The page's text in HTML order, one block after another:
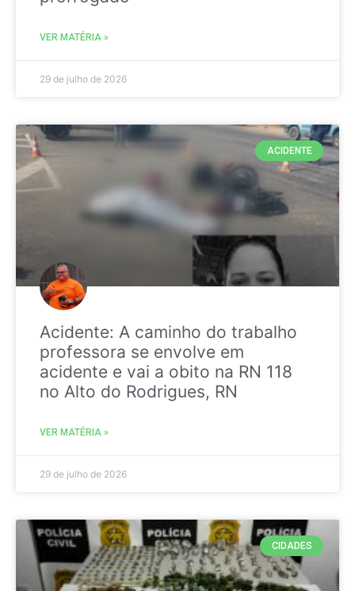
VER MATÉRIA »
29 de julho de 2026
ACIDENTE
Acidente: A caminho do trabalho
professora se envolve em
acidente e vai a obito na RN 118
no Alto do Rodrigues, RN
VER MATÉRIA »
29 de julho de 2026
CIDADES